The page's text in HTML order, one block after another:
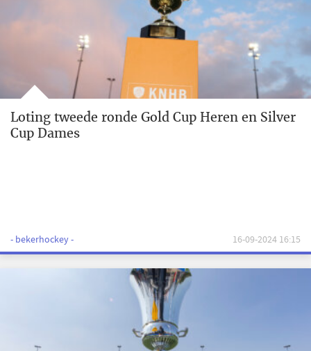
Loting tweede ronde Gold Cup Heren en Silver
Cup Dames
- bekerhockey - 16-09-2024 16:15